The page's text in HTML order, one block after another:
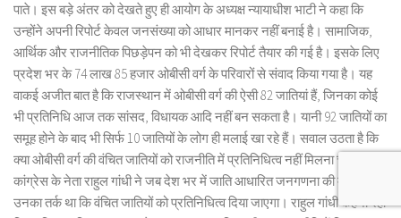
पाते। इस बड़े अंतर को देखते हुए ही आयोग के अध्यक्ष न्यायाधीश भाटी ने कहा कि
उन्होंने अपनी रिपोर्ट केवल जनसंख्या को आधार मानकर नहीं बनाई है। सामाजिक,
आर्थिक और राजनीतिक पिछड़ेपन को भी देखकर रिपोर्ट तैयार की गई है। इसके लिए
प्रदेश भर के 74 लाख 85 हजार ओबीसी वर्ग के परिवारों से संवाद किया गया है। यह
वाकई अजीत बात है कि राजस्थान में ओबीसी वर्ग की ऐसी 82 जातियां हैं, जिनका कोई
भी प्रतिनिधि आज तक सांसद, विधायक आदि नहीं बन सकता है। यानी 92 जातियों का
समूह होने के बाद भी सिर्फ 10 जातियों के लोग ही मलाई खा रहे हैं। सवाल उठता है कि
क्या ओबीसी वर्ग की वंचित जातियों को राजनीति में प्रतिनिधित्व नहीं मिलना चाहिए?
कांग्रेस के नेता राहुल गांधी ने जब देश भर में जाति आधारित जनगणना की मांग की तो
उनका तर्क था कि वंचित जातियों को प्रतिनिधित्व दिया जाएगा। राहुल गांधी कहना रहा